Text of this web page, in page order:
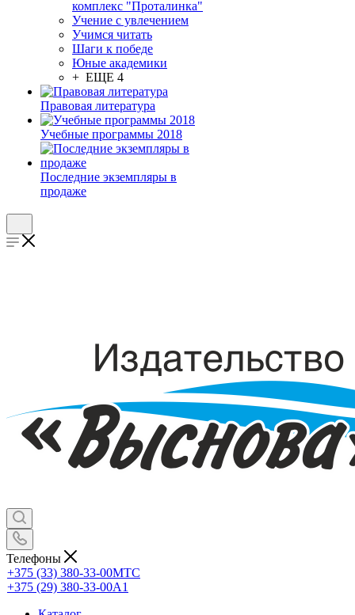
комплекс "Проталинка"
Учение с увлечением
Учимся читать
Шаги к победе
Юные академики
+ ЕЩЕ 4
Правовая литература
Учебные программы 2018
Последние экземпляры в
продаже
Телефоны
+375 (33) 380-33-00МТС
+375 (29) 380-33-00А1